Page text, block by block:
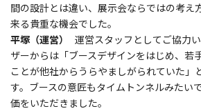
間の設計とは違い、展示会ならではの考え
来る貴重な機会でした。
平塚（運営）
運営スタッフとしてご協力
ザーからは「ブースデザインをはじめ、若
ことが他社からうらやましがられていた」
す。ブースの意匠もタイムトンネルみたい
価をいただきました。